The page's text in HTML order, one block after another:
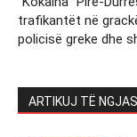
trafikantët në
policisë greke dhe
ARTIKUJ TË